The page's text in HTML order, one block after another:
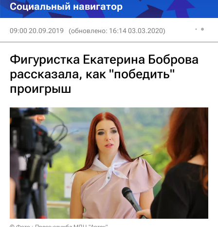
Социальный навигатор
09:00 20.09.2019 (обновлено: 16:14 03.03.2020)
Фигуристка Екатерина Боброва
рассказала, как "победить"
проигрыш